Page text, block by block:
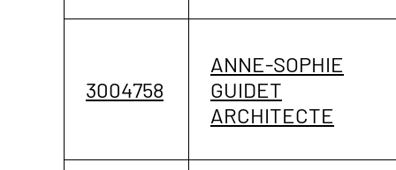
3004758
ANNE-SOPHIE
GUIDET
ARCHITECTE